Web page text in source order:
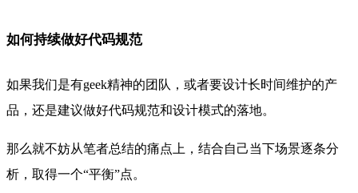
如何持续做好代码规范
如果我们是有geek精神的团队，或者要设计长时间维护的产
品，还是建议做好代码规范和设计模式的落地。
那么就不妨从笔者总结的痛点上，结合自己当下场景逐条分
析，取得一个“平衡”点。